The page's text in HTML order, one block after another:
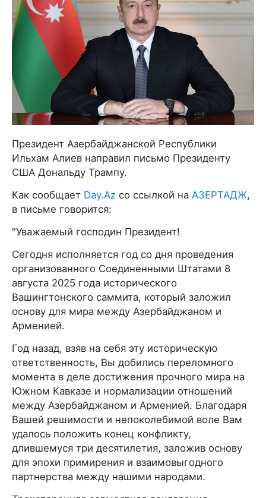
Президент Азербайджанской Республики
Ильхам Алиев направил письмо Президенту
США Дональду Трампу.
Как сообщает Day.Az со ссылкой на АЗЕРТАДЖ,
в письме говорится:
"Уважаемый господин Президент!
Сегодня исполняется год со дня проведения
организованного Соединенными Штатами 8
августа 2025 года исторического
Вашингтонского саммита, который заложил
основу для мира между Азербайджаном и
Арменией.
Год назад, взяв на себя эту историческую
ответственность, Вы добились переломного
момента в деле достижения прочного мира на
Южном Кавказе и нормализации отношений
между Азербайджаном и Арменией. Благодаря
Вашей решимости и непоколебимой воле Вам
удалось положить конец конфликту,
длившемуся три десятилетия, заложив основу
для эпохи примирения и взаимовыгодного
партнерства между нашими народами.